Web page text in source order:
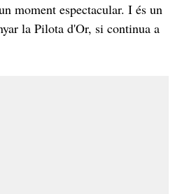
moment espectacular. I és un
la Pilota d'Or, si continua a